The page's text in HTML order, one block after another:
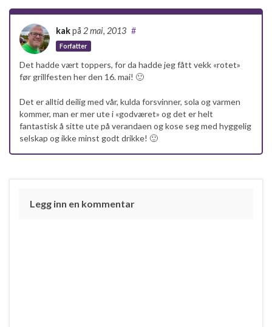
kakpå 2 mai, 2013
Forfatter
#
Det hadde vært toppers, for da hadde jeg fått vekk «rotet»
før grillfesten her den 16. mai! 🙂
Det er alltid deilig med vår, kulda forsvinner, sola og varmen
kommer, man er mer ute i «godværet» og det er helt
fantastisk å sitte ute på verandaen og kose seg med hyggelig
selskap og ikke minst godt drikke! 🙂
Legg inn en kommentar